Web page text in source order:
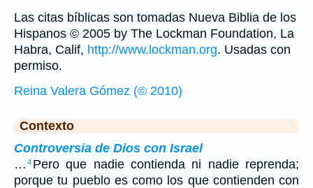
Las citas bíblicas son tomadas Nueva Biblia de los
Hispanos © 2005 by The Lockman Foundation, La
Habra, Calif, http://www.lockman.org. Usadas con
permiso.
Reina Valera Gómez (© 2010)
Contexto
Controversia de Dios con Israel
… 4 Pero que nadie contienda ni nadie reprenda;
porque tu pueblo es como los que contienden con